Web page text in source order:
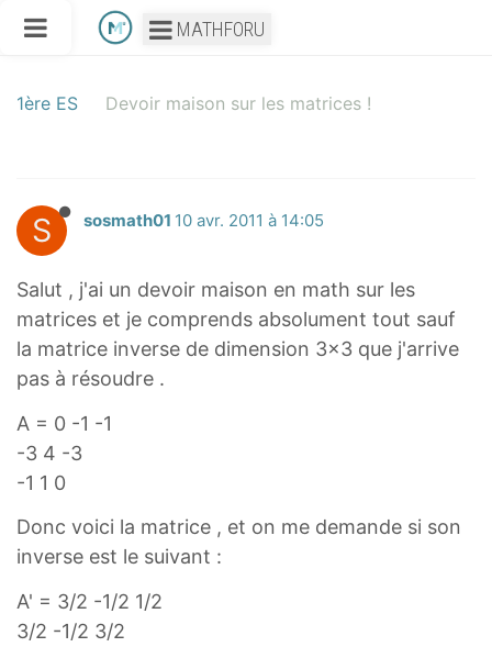
MATHFORU
1ère ES Devoir maison sur les matrices !
S sosmath01 10 avr. 2011 à 14:05
Salut , j'ai un devoir maison en math sur les
matrices et je comprends absolument tout sauf
la matrice inverse de dimension 3x3 que j'arrive
pas à résoudre .
A = 0 -1 -1
-3 4 -3
-1 1 0
Donc voici la matrice , et on me demande si son
inverse est le suivant :
A' = 3/2 -1/2 1/2
3/2 -1/2 3/2